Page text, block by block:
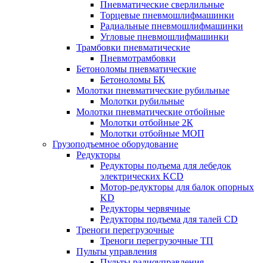
Пневматические сверлильные
Торцевые пневмошлифмашинки
Радиальные пневмошлифмашинки
Угловые пневмошлифмашинки
Трамбовки пневматические
Пневмотрамбовки
Бетоноломы пневматические
Бетоноломы БК
Молотки пневматические рубильные
Молотки рубильные
Молотки пневматические отбойные
Молотки отбойные 2К
Молотки отбойные МОП
Грузоподъемное оборудование
Редукторы
Редукторы подъема для лебедок
электрических KCD
Мотор-редукторы для балок опорных
KD
Редукторы червячные
Редукторы подъема для талей CD
Треноги перегрузочные
Треноги перегрузочные ТП
Пульты управления